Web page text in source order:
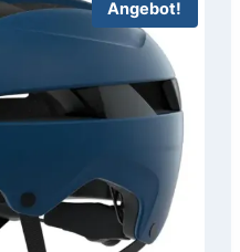
Angebot!